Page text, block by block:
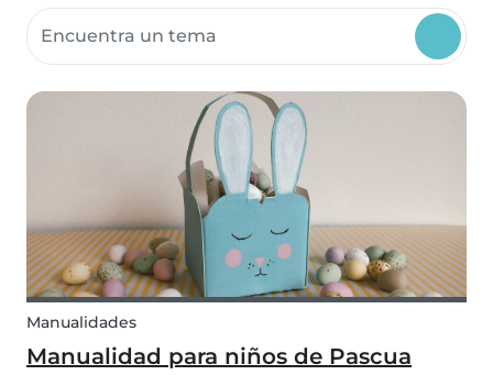
Buscar recursos para la comunidad
Manualidades
Manualidad para niños de Pascua